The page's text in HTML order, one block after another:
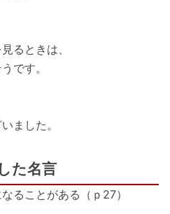
るときは、
です。
ました。
た名言
ることがある（ｐ27）